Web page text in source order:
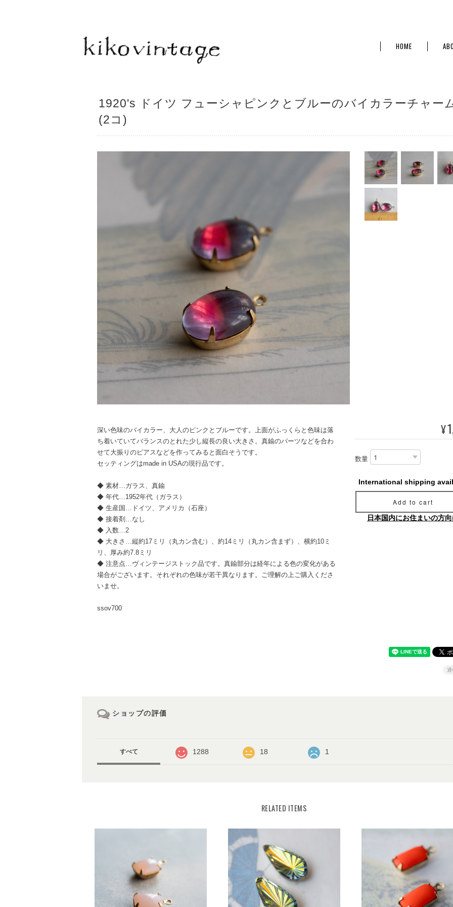
HOME
1920's ドイツ フューシャピンクとブルーのバイカラーチャー
(2コ)
深い色味のバイカラー、大人のピンクとブルーです。上面がふっくらと色味は落
ち着いていてバランスのとれた少し縦長の良い大きさ。真鍮のパーツなどを合わ
せて大振りのピアスなどを作ってみると面白そうです。
セッティングはmade in USAの現行品です。
◆ 素材…ガラス、真鍮
◆ 年代…1952年代（ガラス）
◆ 生産国…ドイツ、アメリカ（石座）
◆ 接着剤…なし
◆ 入数…2
◆ 大きさ…縦約17ミリ（丸カン含む）、約14ミリ（丸カン含まず）、横約10ミ
リ、厚み約7.8ミリ
◆ 注意点…ヴィンテージストック品です。真鍮部分は経年による色の変化がある
場合がございます。それぞれの色味が若干異なります。ご理解の上ご購入くださ
いませ。
ssov700
¥
数量
International shipping
Add to cart
日本国内にお住まいの方
通
ショップの評価
すべて 1288 18 1
RELATED ITEMS